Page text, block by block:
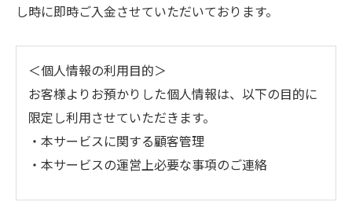
し時に即時ご入金させていただいております。
＜個人情報の利用目的＞
お客様よりお預かりした個人情報は、以下の目的に
限定し利用させていただきます。
・本サービスに関する顧客管理
・本サービスの運営上必要な事項のご連絡